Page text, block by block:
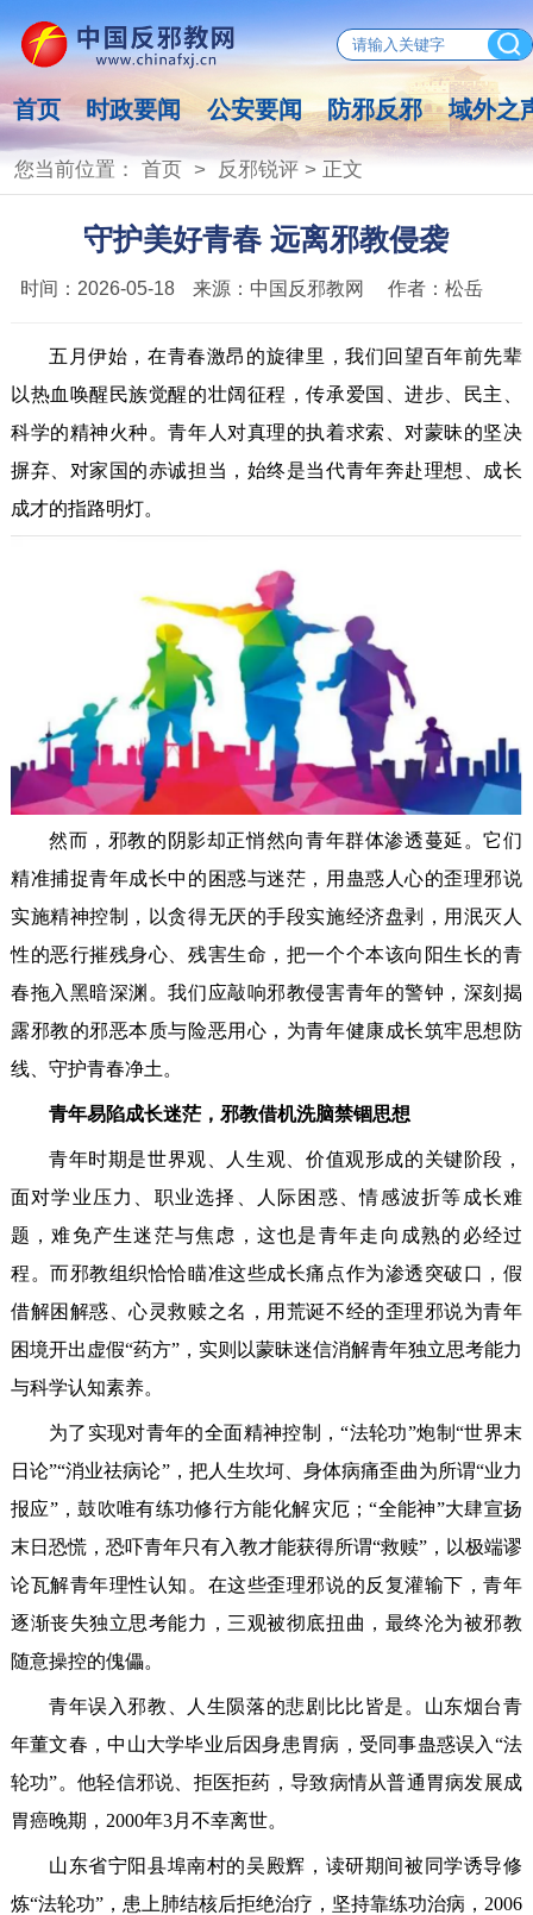
首页 时政要闻 公安要闻 防邪反邪 域外之
您当前位置： 首页> 反邪锐评> 正文
守护美好青春 远离邪教侵袭
时间： 2026-05-18 来源： 中国反邪教网 作者： 松岳
五月伊始，在青春激昂的旋律里，我们回望百年前先辈
以热血唤醒民族觉醒的壮阔征程，传承爱国、进步、民主、
科学的精神火种。青年人对真理的执着求索、对蒙昧的坚决
摒弃、对家国的赤诚担当，始终是当代青年奔赴理想、成长
成才的指路明灯。
然而，邪教的阴影却正悄然向青年群体渗透蔓延。它们
精准捕捉青年成长中的困惑与迷茫，用蛊惑人心的歪理邪说
实施精神控制，以贪得无厌的手段实施经济盘剥，用泯灭人
性的恶行摧残身心、残害生命，把一个个本该向阳生长的青
春拖入黑暗深渊。我们应敲响邪教侵害青年的警钟，深刻揭
露邪教的邪恶本质与险恶用心，为青年健康成长筑牢思想防
线、守护青春净土。
青年易陷成长迷茫，邪教借机洗脑禁锢思想
青年时期是世界观、人生观、价值观形成的关键阶段，
面对学业压力、职业选择、人际困惑、情感波折等成长难
题，难免产生迷茫与焦虑，这也是青年走向成熟的必经过
程。而邪教组织恰恰瞄准这些成长痛点作为渗透突破口，假
借解困解惑、心灵救赎之名，用荒诞不经的歪理邪说为青年
困境开出虚假“药方”，实则以蒙昧迷信消解青年独立思考能力
与科学认知素养。
为了实现对青年的全面精神控制，“法轮功”炮制“世界末
日论”“消业祛病论”，把人生坎坷、身体病痛歪曲为所谓“业力
报应”，鼓吹唯有练功修行方能化解灾厄；“全能神”大肆宣扬
末日恐慌，恐吓青年只有入教才能获得所谓“救赎”，以极端谬
论瓦解青年理性认知。在这些歪理邪说的反复灌输下，青年
逐渐丧失独立思考能力，三观被彻底扭曲，最终沦为被邪教
随意操控的傀儡。
青年误入邪教、人生陨落的悲剧比比皆是。山东烟台青
年董文春，中山大学毕业后因身患胃病，受同事蛊惑误入“法
轮功”。他轻信邪说、拒医拒药，导致病情从普通胃病发展成
胃癌晚期，2000年3月不幸离世。
山东省宁阳县埠南村的吴殿辉，读研期间被同学诱导修
炼“法轮功”，患上肺结核后拒绝治疗，坚持靠练功治病，2006